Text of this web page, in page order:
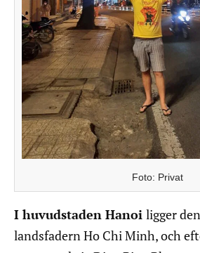
Foto: Privat
I huvudstaden Hanoi ligger
landsfadern Ho Chi Minh, och